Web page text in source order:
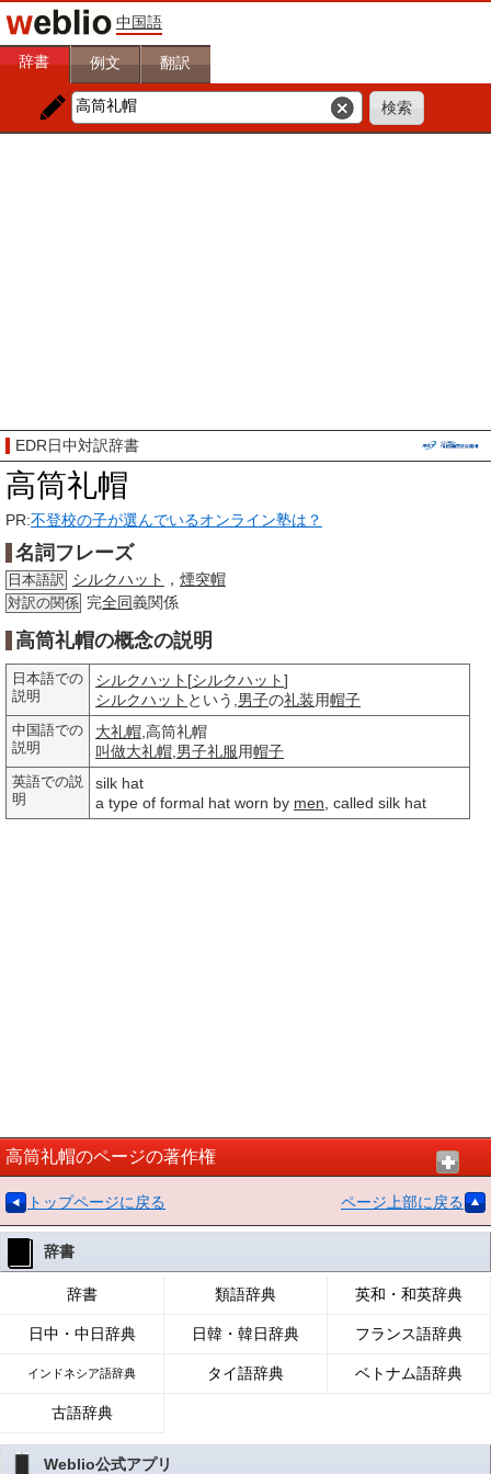
中国語
辞書 例文 翻訳
EDR日中対訳辞書
高筒礼帽
PR:不登校の子が選んでいるオンライン塾は？
名詞フレーズ
日本語訳 シルクハット ， 煙突帽
対訳の関係 完全同義関係
高筒礼帽の概念の説明
日本語での
説明
シルクハット [シルクハット]
シルクハット という, 男子の礼装用帽子
中国語での
説明
大礼帽 ,高筒礼帽
叫做大礼帽 男子礼服用帽子
英語での説
明
silk hat
a type of formal hat worn by men , called silk hat
高筒礼帽のページの著作権
トップページに戻る ページ上部に戻る
辞書
辞書 類語辞典 英和・和英辞典
日中・中日辞典 日韓・韓日辞典 フランス語辞典
インドネシア語辞典 タイ語辞典 ベトナム語辞典
古語辞典
Weblio公式アプリ